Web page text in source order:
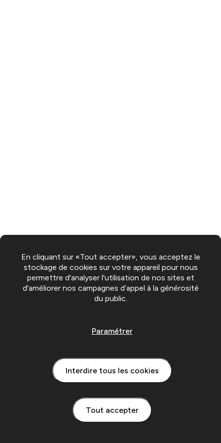
En cliquant sur «Tout accepter», vous acceptez le
stockage de cookies sur votre appareil pour nous
permettre d'analyser l'utilisation de nos sites et
d'améliorer nos campagnes d’appel à la générosité
du public.
Tout accepter
Interdire tous les cookies
Paramétrer